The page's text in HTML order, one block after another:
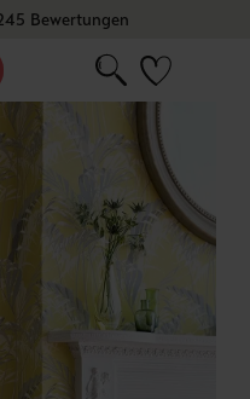
Bewertungen